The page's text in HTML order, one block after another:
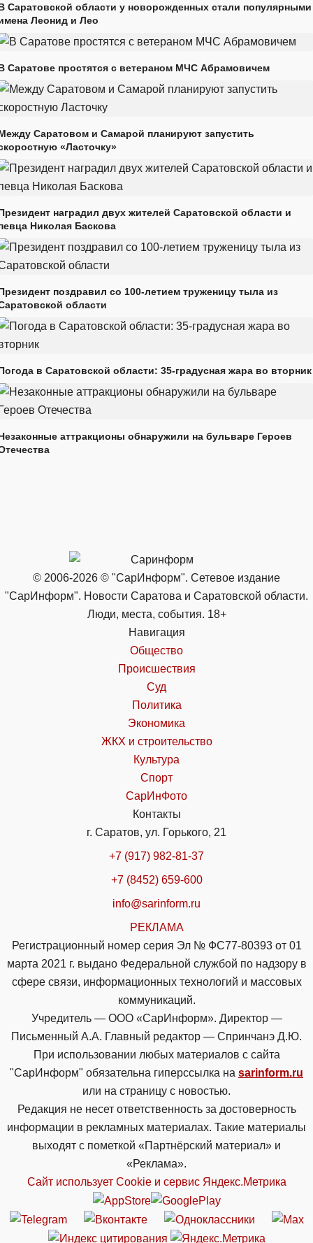
Саратовской области у новорожденных стали популярными
Леонид и Лео
Саратове простятся с ветераном МЧС Абрамовичем
Саратовом и Самарой планируют запустить
«Ласточку»
наградил двух жителей Саратовской области и
Николая Баскова
поздравил со 100-летием труженицу тыла из
области
в Саратовской области: 35-градусная жара во вторник
аттракционы обнаружили на бульваре Героев
© 2006-2026 © "СарИнформ". Сетевое издание
"СарИнформ". Новости Саратова и Саратовской области.
Люди, места, события. 18+
Навигация
Общество
Происшествия
Суд
Политика
Экономика
ЖКХ и строительство
Культура
Спорт
СарИнФото
Контакты
г. Саратов, ул. Горького, 21
+7 (917) 982-81-37
+7 (8452) 659-600
info@sarinform.ru
РЕКЛАМА
Регистрационный номер серия Эл № ФС77-80393 от 01
марта 2021 г. выдано Федеральной службой по надзору в
сфере связи, информационных технологий и массовых
коммуникаций.
Учредитель — ООО «СарИнформ». Директор —
Письменный А.А. Главный редактор — Спринчанэ Д.Ю.
При использовании любых материалов с сайта
"СарИнформ" обязательна гиперссылка на sarinform.ru
или на страницу с новостью.
Редакция не несет ответственность за достоверность
информации в рекламных материалах. Такие материалы
выходят с пометкой «Партнёрский материал» и
«Реклама».
Сайт использует Cookie и сервиc Яндекс.Метрика